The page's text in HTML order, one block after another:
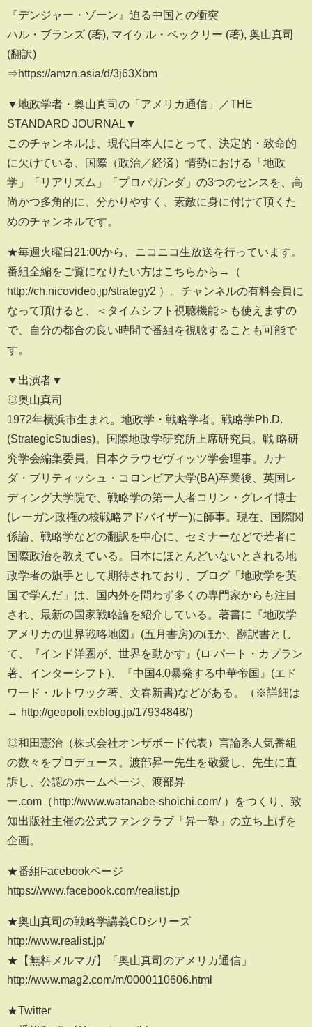
『デンジャー・ゾーン』迫る中国との衝突
ハル・ブランズ (著), マイケル・ベックリー (著), 奥山真司
(翻訳)
⇒https://amzn.asia/d/3j63Xbm
▼地政学者・奥山真司の「アメリカ通信」／THE
STANDARD JOURNAL▼
このチャンネルは、現代日本人にとって、決定的・致命的
に欠けている、国際（政治／経済）情勢における「地政
学」「リアリズム」「プロパガンダ」の3つのセンスを、高
尚かつ多角的に、分かりやすく、素敵に身に付けて頂くた
めのチャンネルです。
★毎週火曜日21:00から、ニコニコ生放送を行っています。
番組全編をご覧になりたい方はこちらから→（
http://ch.nicovideo.jp/strategy2 ）。チャンネルの有料会員に
なって頂けると、＜タイムシフト視聴機能＞も使えますの
で、自分の都合の良い時間で番組を視聴することも可能で
す。
▼出演者▼
◎奥山真司
1972年横浜市生まれ。地政学・戦略学者。戦略学Ph.D.
(StrategicStudies)。国際地政学研究所上席研究員。戦 略研
究学会編集委員。日本クラウゼヴィッツ学会理事。カナ
ダ・ブリティッシュ・コロンビア大学(BA)卒業後、英国レ
ディング大学院で、戦略学の第一人者コリン・グレイ博士
(レーガン政権の核戦略アドバイザー)に師事。現在、国際関
係論、戦略学などの翻訳を中心に、セミナーなどで若者に
国際政治を教えている。日本にほとんどいないとされる地
政学者の旗手として期待されており、ブログ「地政学を英
国で学んだ」は、国内外を問わず多くの専門家からも注目
され、最新の国家戦略論を紹介している。著書に『地政学
アメリカの世界戦略地図』(五月書房)のほか、翻訳書とし
て、『インド洋圏が、世界を動かす』(ロ パート・カプラン
著、インターシフト)、『中国4.0暴発する中華帝国』(エド
ワード・ルトワック著、文春新書)などがある。（※詳細は
→ http://geopoli.exblog.jp/17934848/）
◎和田憲治（株式会社オンザボード代表）言論系人気番組
の数々をプロデュース。渡部昇一先生を敬愛し、先生に直
訴し、公認のホームページ、渡部昇
一.com（http://www.watanabe-shoichi.com/ ）をつくり、致
知出版社主催の公式ファンクラブ「昇一塾」の立ち上げを
企画。
★番組Facebookページ
https://www.facebook.com/realist.jp
★奥山真司の戦略学講義CDシリーズ
http://www.realist.jp/
★【無料メルマガ】「奥山真司のアメリカ通信」
http://www.mag2.com/m/0000110606.html
★Twitter